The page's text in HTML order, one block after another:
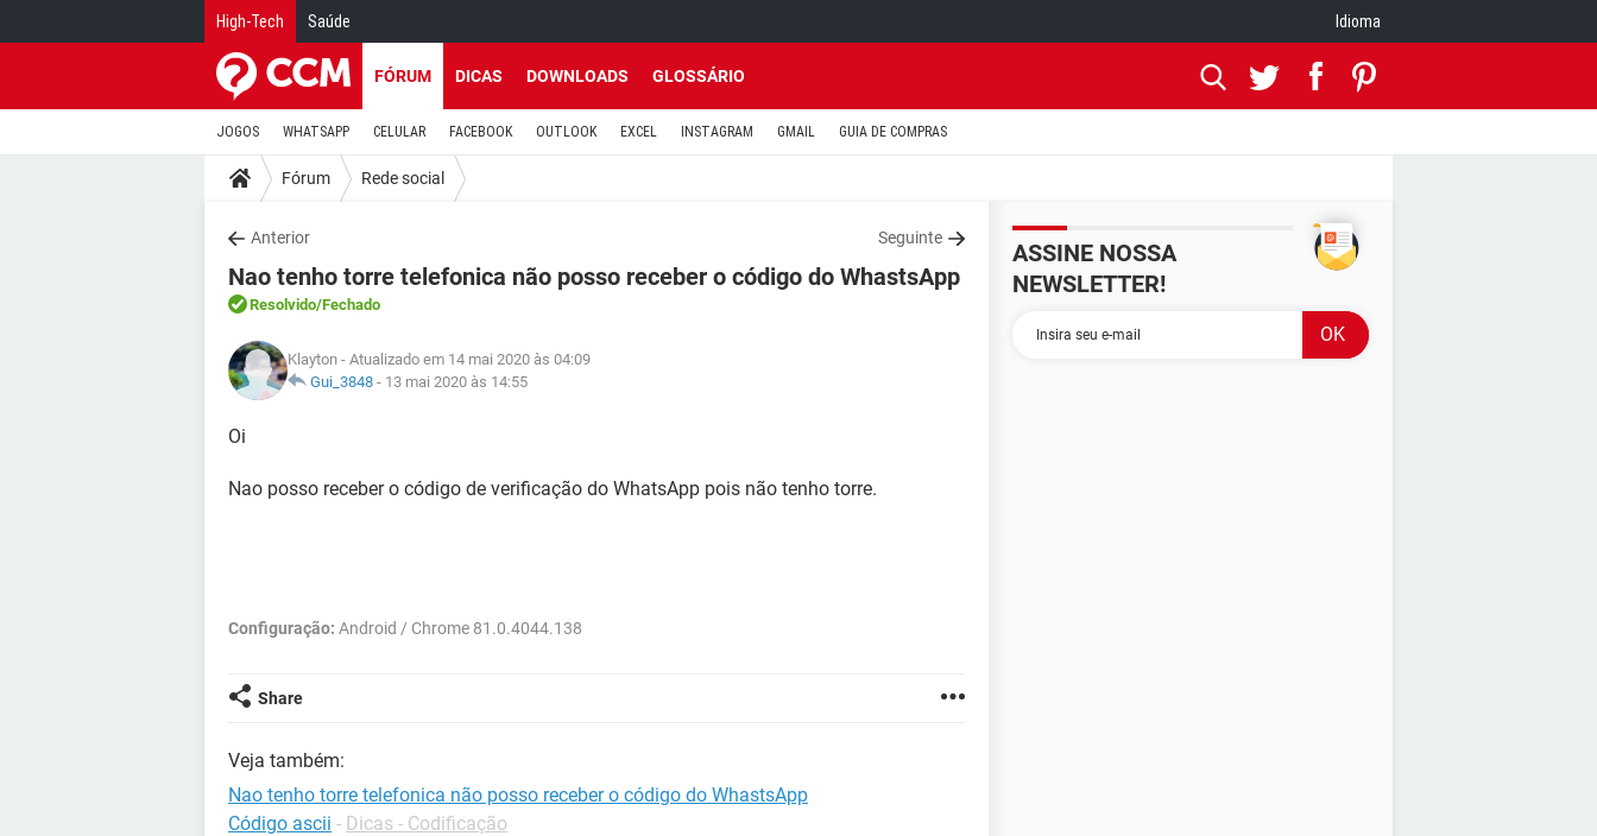
High-Tech Saúde Idioma
FÓRUM DICAS DOWNLOADS GLOSSÁRIO
JOGOS WHATSAPP CELULAR FACEBOOK OUTLOOK EXCEL INSTAGRAM GMAIL GUIA DE COMPRAS
Fórum Rede social
Anterior Seguinte
Nao tenho torre telefonica não posso receber o código do WhastsApp
Resolvido/Fechado
Klayton - Atualizado em 14 mai 2020 às 04:09
Gui_3848 - 13 mai 2020 às 14:55
Oi
Nao posso receber o código de verificação do WhatsApp pois não tenho torre.
Configuração: Android / Chrome 81.0.4044.138
Share
Veja também:
Nao tenho torre telefonica não posso receber o código do WhastsApp
Código ascii - Dicas - Codificação
ASSINE NOSSA
NEWSLETTER!